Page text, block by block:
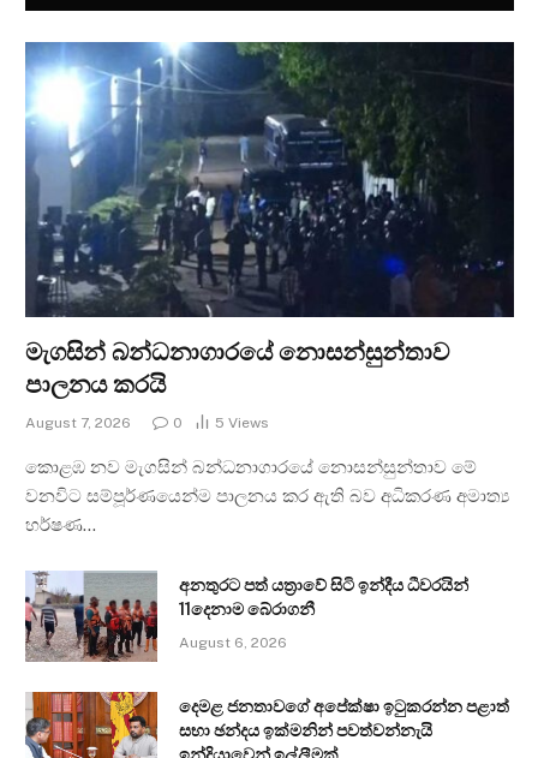
මැගසින් බන්ධනාගාරයේ නොසන්සුන්තාව
පාලනය කරයි
August 7, 2026 0 5 Views
කොළඹ නව මැගසින් බන්ධනාගාරයේ නොසන්සුන්තාව මේ
වනවිට සම්පූර්ණයෙන්ම පාලනය කර ඇති බව අධිකරණ අමාත්‍ය
හර්ෂණ…
අනතුරට පත් යත්‍රාවේ සිටි ඉන්දීය ධීවරයින්
11දෙනාම බේරාගනී
August 6, 2026
දෙමළ ජනතාවගේ අපේක්ෂා ඉටුකරන්න පළාත්
සභා ඡන්දය ඉක්මනින් පවත්වන්නැයි